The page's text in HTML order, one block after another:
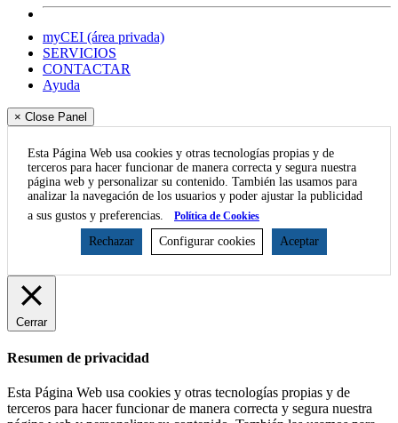
myCEI (área privada)
SERVICIOS
CONTACTAR
Ayuda
× Close Panel
Esta Página Web usa cookies y otras tecnologías propias y de
terceros para hacer funcionar de manera correcta y segura nuestra
página web y personalizar su contenido. También las usamos para
analizar la navegación de los usuarios y poder ajustar la publicidad
a sus gustos y preferencias.
Política de Cookies
Rechazar Configurar cookies Aceptar
Cerrar
Resumen de privacidad
Esta Página Web usa cookies y otras tecnologías propias y de
terceros para hacer funcionar de manera correcta y segura nuestra